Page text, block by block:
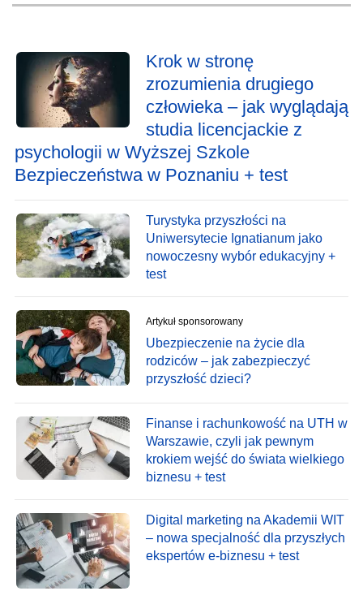
Krok w stronę
zrozumienia drugiego
człowieka – jak wyglądają
studia licencjackie z
psychologii w Wyższej Szkole
Bezpieczeństwa w Poznaniu + test
Turystyka przyszłości na
Uniwersytecie Ignatianum jako
nowoczesny wybór edukacyjny +
test
Artykuł sponsorowany
Ubezpieczenie na życie dla
rodziców – jak zabezpieczyć
przyszłość dzieci?
Finanse i rachunkowość na UTH w
Warszawie, czyli jak pewnym
krokiem wejść do świata wielkiego
biznesu + test
Digital marketing na Akademii WIT
– nowa specjalność dla przyszłych
ekspertów e-biznesu + test